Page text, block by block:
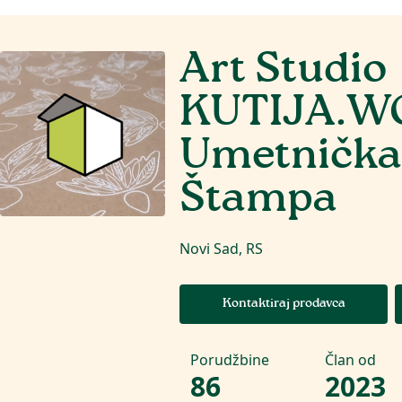
Art Studio
Štampa
Novi Sad, RS
Kontaktiraj prodavca
Porudžbine
86
Član od
2023